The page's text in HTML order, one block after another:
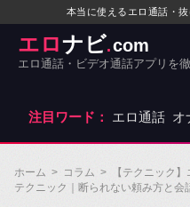
本当に使えるエロ通話・
エロナビ.com
エロ通話・ビデオ通話アプリを
注目ワード： エロ通話 オ
ホーム > コラム >
【テクニック
テクニック｜断られない頼み方と会